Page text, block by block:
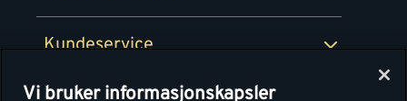
Kundeservice
Personvern
Vi bruker informasjonskapsler